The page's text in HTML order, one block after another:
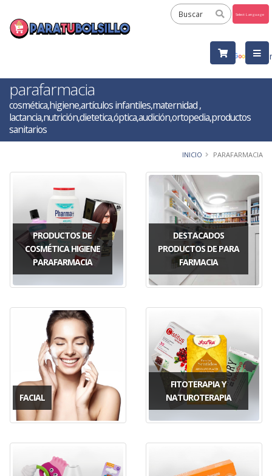
by
parafarmacia
cosmética,higiene,artículos infantiles,maternidad ,
lactancia,nutrición,dietetica,óptica,audición,ortopedia,productos
sanitarios
INICIO PARAFARMACIA
PRODUCTOS DE
COSMÉTICA HIGIENE
PARAFARMACIA
DESTACADOS
PRODUCTOS DE PARA
FARMACIA
FACIAL
FITOTERAPIA Y
NATUROTERAPIA